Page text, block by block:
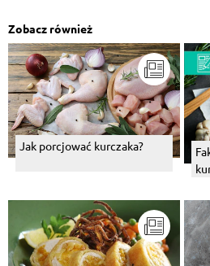
Zobacz również
Jak porcjować kurczaka?